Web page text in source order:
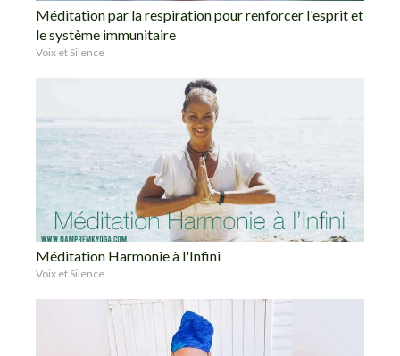
Méditation par la respiration pour renforcer l'esprit et
le système immunitaire
Voix et Silence
Méditation Harmonie à l'Infini
Voix et Silence